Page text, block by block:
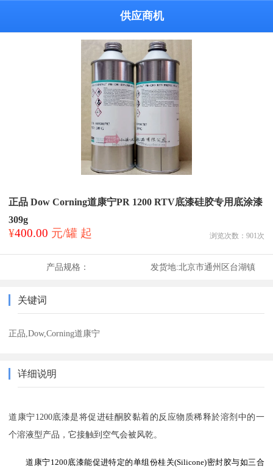
供应商机
正品 Dow Corning道康宁PR 1200 RTV底漆硅胶专用底涂漆
309g
¥400.00 元/罐 起 浏览次数： 901 次
产品规格： 发货地:北京市通州区台湖镇
关键词
正品,Dow,Corning道康宁
详细说明
道康宁1200底漆是将促进硅酮胶黏着的反应物质稀释於溶剂中的一
个溶液型产品，它接触到空气会被风乾。
道康宁1200底漆能促进特定的单组份桂关(Silicone)密封胶与如三合